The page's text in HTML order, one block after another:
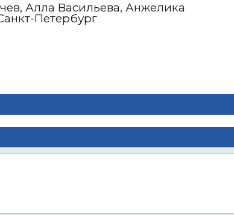
Алла Васильева, Анжелика
Петербург